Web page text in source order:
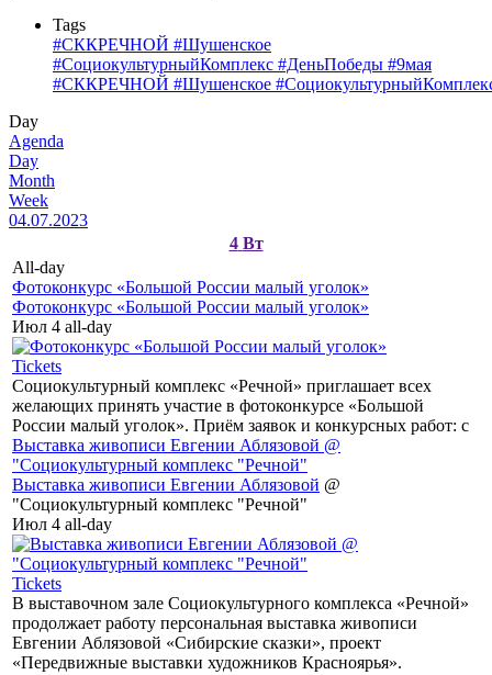
Tags
#СККРЕЧНОЙ #Шушенское
#СоциокультурныйКомплекс #ДеньПобеды #9мая
#СККРЕЧНОЙ #Шушенское
Day
Agenda
Day
Month
Week
04.07.2023
4 Вт
All-day
Фотоконкурс «Большой России малый уголок»
Фотоконкурс «Большой России малый уголок»
Июл 4 all-day
Tickets
Социокультурный комплекс «Речной» приглашает всех
желающих принять участие в фотоконкурсе «Большой
России малый уголок». Приём заявок и конкурсных работ: с
Выставка живописи Евгении Аблязовой @
"Социокультурный комплекс "Речной"
Выставка живописи Евгении Аблязовой @
"Социокультурный комплекс "Речной"
Июл 4 all-day
Tickets
В выставочном зале Социокультурного комплекса «Речной»
продолжает работу персональная выставка живописи
Евгении Аблязовой «Сибирские сказки», проект
«Передвижные выставки художников Красноярья».